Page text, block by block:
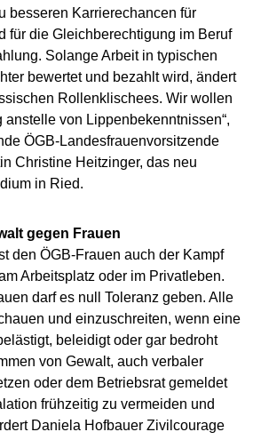
besseren Karrierechancen für
für die Gleichberechtigung im Beruf
Solange Arbeit in typischen
bewertet und bezahlt wird, ändert
Rollenklischees. Wir wollen
anstelle von Lippenbekenntnissen“,
ÖGB-Landesfrauenvorsitzende
Christine Heitzinger, das neu
in Ried.
gegen Frauen
den ÖGB-Frauen auch der Kampf
Arbeitsplatz oder im Privatleben.
darf es null Toleranz geben. Alle
und einzuschreiten, wenn eine
beleidigt oder gar bedroht
von Gewalt, auch verbaler
oder dem Betriebsrat gemeldet
frühzeitig zu vermeiden und
Daniela Hofbauer Zivilcourage